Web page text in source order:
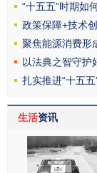
“十五五”时期如
政策保障+技术
聚焦能源消费形
以法典之智守护
扎实推进“十五
生活资讯